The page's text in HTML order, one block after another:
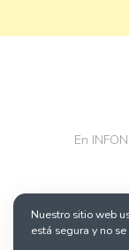
En
Nuestro sitio web
está segura y no